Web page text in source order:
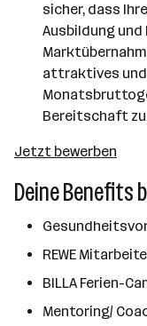
sicher, dass
Ausbildung
attraktives
Bereitschaft
Jetzt bewerben
Deine Benefits
REWE
BILLA Ferien-
Mentoring/